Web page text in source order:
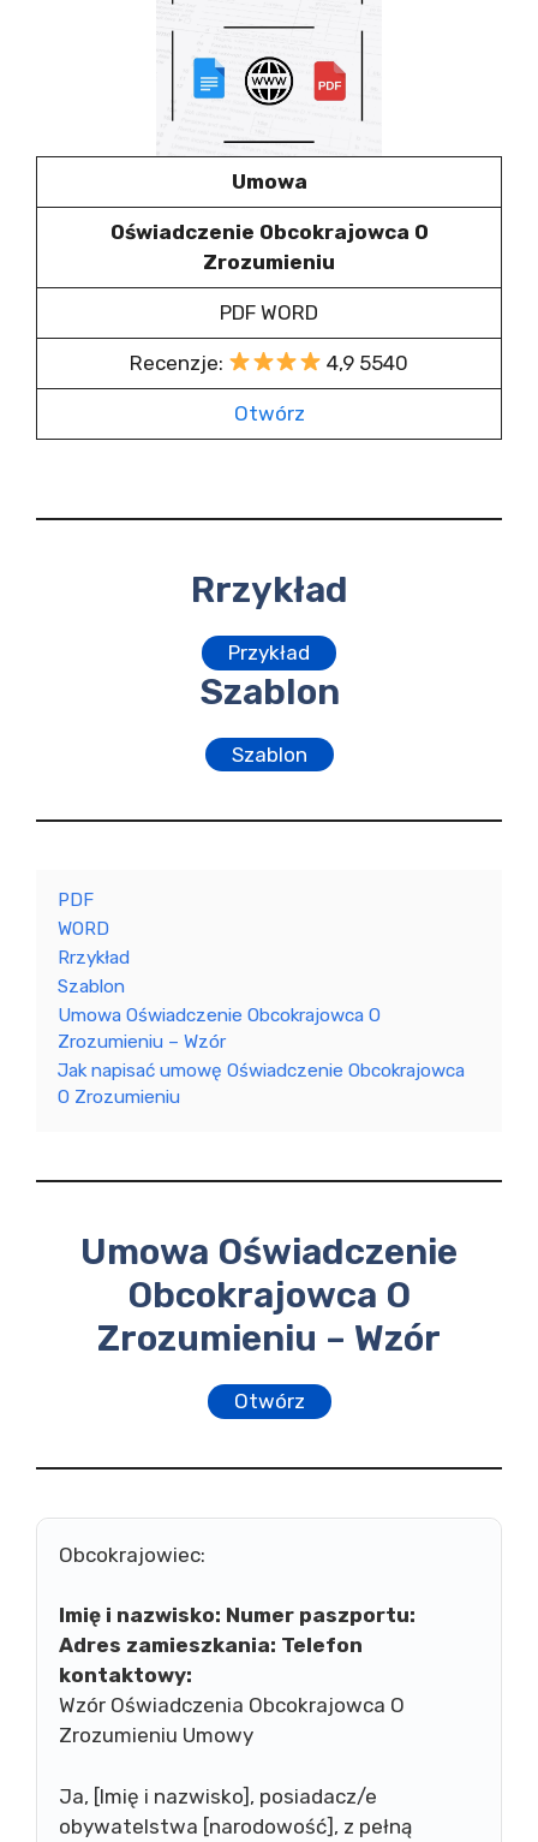
Umowa
Oświadczenie Obcokrajowca O
Zrozumieniu
PDF WORD
Recenzje: 4,9 5540
Otwórz
Rrzykład
Przykład
Szablon
Szablon
PDF
WORD
Rrzykład
Szablon
Umowa Oświadczenie Obcokrajowca O
Zrozumieniu – Wzór
Jak napisać umowę Oświadczenie Obcokrajowca
O Zrozumieniu
Umowa Oświadczenie
Obcokrajowca O
Zrozumieniu – Wzór
Otwórz
Obcokrajowiec:
Imię i nazwisko: Numer paszportu:
Adres zamieszkania: Telefon
kontaktowy:
Wzór Oświadczenia Obcokrajowca O
Zrozumieniu Umowy
Ja, [Imię i nazwisko], posiadacz/e
obywatelstwa [narodowość], z pełną